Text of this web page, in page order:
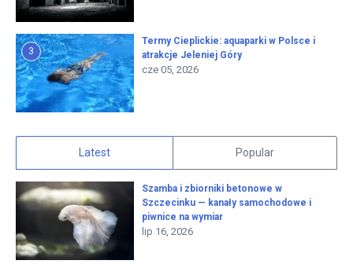
3
Termy Cieplickie: aquaparki w Polsce i
atrakcje Jeleniej Góry
cze 05, 2026
Latest Popular
Szamba i zbiorniki betonowe w
Szczecinku — kanały samochodowe i
piwnice na wymiar
lip 16, 2026